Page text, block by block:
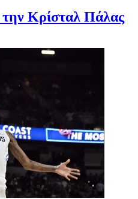
Κρίσταλ Πάλας